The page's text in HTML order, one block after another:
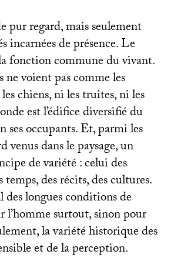
pur regard, mais seulement
incarnées de présence. Le
fonction commune du vivant.
ne voient pas comme les
chiens, ni les truites, ni les
est l’édifice diversifié du
ses occupants. Et, parmi les
venus dans le paysage, un
de variété : celui des
temps, des récits, des cultures.
des longues conditions de
l’homme surtout, sinon pour
la variété historique des
et de la perception.